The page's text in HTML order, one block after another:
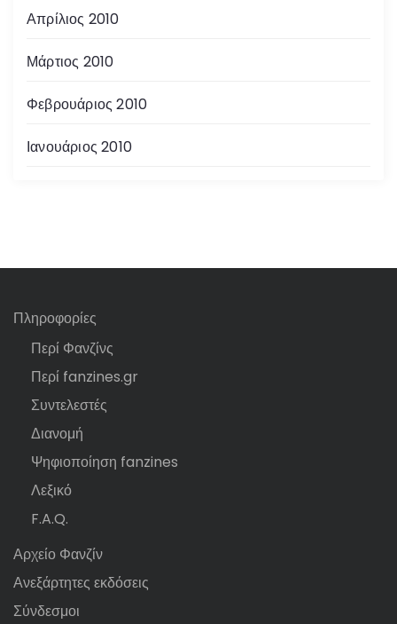
Απρίλιος 2010
Μάρτιος 2010
Φεβρουάριος 2010
Ιανουάριος 2010
Πληροφορίες
Περί Φανζίνς
Περί fanzines.gr
Συντελεστές
Διανομή
Ψηφιοποίηση fanzines
Λεξικό
F.A.Q.
Αρχείο Φανζίν
Ανεξάρτητες εκδόσεις
Σύνδεσμοι